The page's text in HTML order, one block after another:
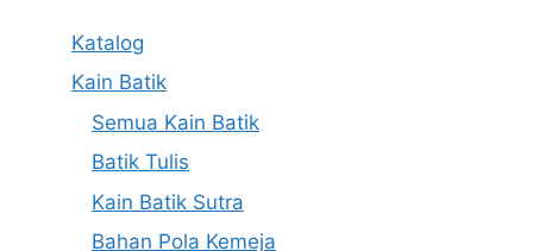
Katalog
Kain Batik
Semua Kain Batik
Batik Tulis
Kain Batik Sutra
Bahan Pola Kemeja